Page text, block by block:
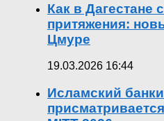
Как в Дагестане
притяжения:
Цмуре
19.03.2026 16:44
Исламский